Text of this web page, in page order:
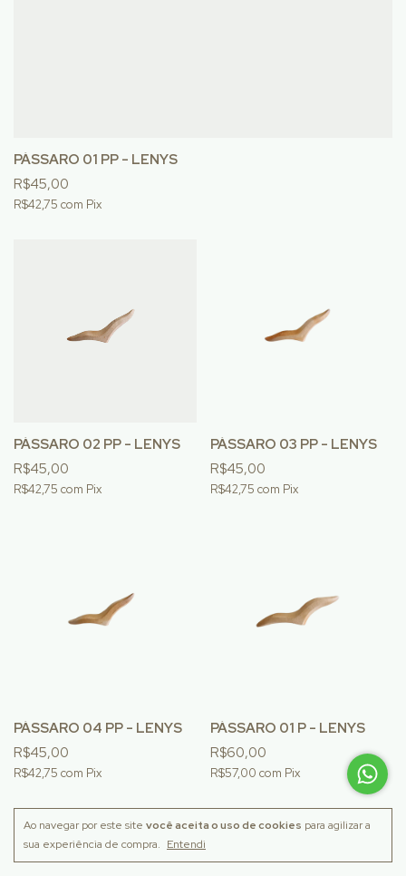
Ao navegar por este site você aceita o uso de cookies para agilizar a
sua experiência de compra. Entendi
PÁSSARO 01 PP - LENYS
R$45,00
R$42,75 com Pix
PÁSSARO 02 PP - LENYS
R$45,00
R$42,75 com Pix
PÁSSARO 03 PP - LENYS
R$45,00
R$42,75 com Pix
PÁSSARO 04 PP - LENYS
R$45,00
R$42,75 com Pix
PÁSSARO 01 P - LENYS
R$60,00
R$57,00 com Pix